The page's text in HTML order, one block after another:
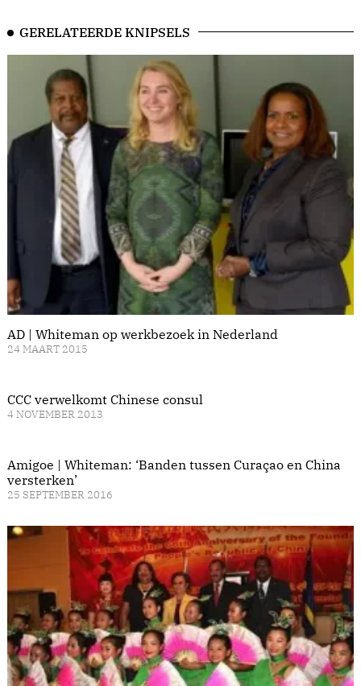
GERELATEERDE KNIPSELS
AD | Whiteman op werkbezoek in Nederland
24 MAART 2015
CCC verwelkomt Chinese consul
4 NOVEMBER 2013
Amigoe | Whiteman: ‘Banden tussen Curaçao en China
versterken’
25 SEPTEMBER 2016